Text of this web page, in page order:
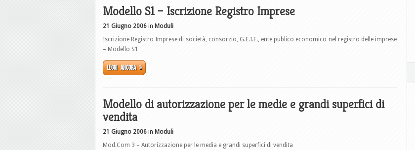
Modello S1 – Iscrizione Registro Imprese
21 Giugno 2006 in Moduli
Iscrizione Registro Imprese di società, consorzio, G.E.I.E., ente publico economico nel registro delle imprese
– Modello S1
Leggi ancora »
Modello di autorizzazione per le medie e grandi superfici di
vendita
21 Giugno 2006 in Moduli
Mod.Com 3 – Autorizzazione per le media e grandi superfici di vendita